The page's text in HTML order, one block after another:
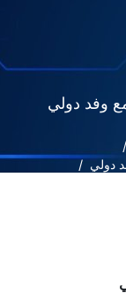
وفد دولي
دولي